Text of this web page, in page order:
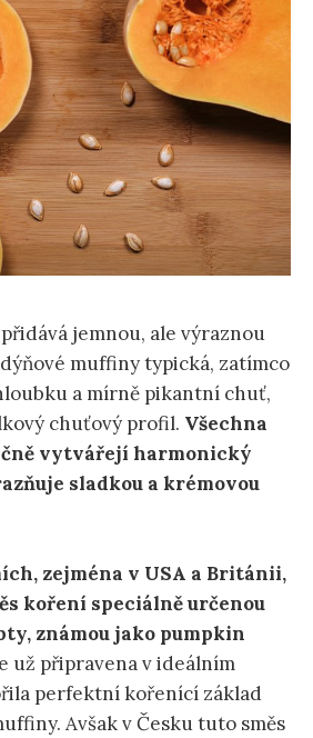
jemnou, ale výraznou
muffiny typická, zatímco
a mírně pikantní chuť,
chuťový profil. Všechna
vytvářejí harmonický
sladkou a krémovou
zejména v USA a Británii,
koření speciálně určenou
známou jako pumpkin
už připravena v ideálním
perfektní kořenící základ
Avšak v Česku tuto směs